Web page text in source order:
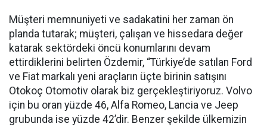
Müşteri memnuniyeti ve sadakatini her zaman ön
planda tutarak; müşteri, çalışan ve hissedara değer
katarak sektördeki öncü konumlarını devam
ettirdiklerini belirten Özdemir, “Türkiye’de satılan Ford
ve Fiat markalı yeni araçların üçte birinin satışını
Otokoç Otomotiv olarak biz gerçekleştiriyoruz. Volvo
için bu oran yüzde 46, Alfa Romeo, Lancia ve Jeep
grubunda ise yüzde 42’dir. Benzer şekilde ülkemizin